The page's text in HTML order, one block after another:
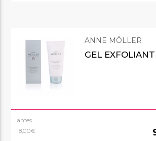
ANNE MÖLLER
GEL
antes
18,00€